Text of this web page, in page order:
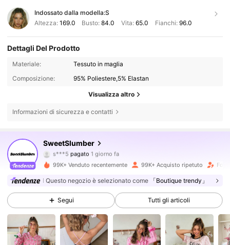
Indossato dalla modella:S
Altezza: 169.0 Busto:84.0 Vita: 65.0 Fianchi: 96.0
Dettagli Del Prodotto
Materiale:
Tessuto in maglia
Composizione:
95% Poliestere,5% Elastan
Visualizza altro
Informazioni di sicurezza e contatti
SweetSlumber
4.90
202K Follower
s***5 pagato 1 giorno fa
g***4segue10 minuti fa
4.90 202K Follower
4.90 202K Follower
99K+ Venduto recentemente 99K+ Acquisto ripetuto
Questo negozio è selezionato come 「Boutique trendy」
Segui Tutti gli articoli